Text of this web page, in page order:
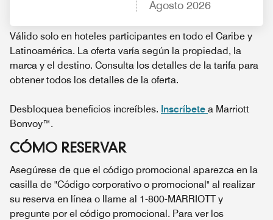
Agosto 2026
Válido solo en hoteles participantes en todo el Caribe y
Latinoamérica. La oferta varía según la propiedad, la
marca y el destino. Consulta los detalles de la tarifa para
obtener todos los detalles de la oferta.
Desbloquea beneficios increíbles. Inscríbete a Marriott
Bonvoy™.
CÓMO RESERVAR
Asegúrese de que el código promocional aparezca en la
casilla de "Código corporativo o promocional" al realizar
su reserva en línea o llame al 1-800-MARRIOTT y
pregunte por el código promocional. Para ver los